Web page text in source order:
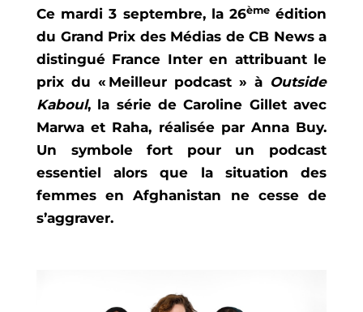
Ce mardi 3 septembre, la 26èmeédition
du Grand Prix des Médias de CB News a
distingué France Inter en attribuant le
prix du « Meilleur podcast » à Outside
Kaboul, la série de Caroline Gillet avec
Marwa et Raha, réalisée par Anna Buy.
Un symbole fort pour un podcast
essentiel alors que la situation des
femmes en Afghanistan ne cesse de
s’aggraver.